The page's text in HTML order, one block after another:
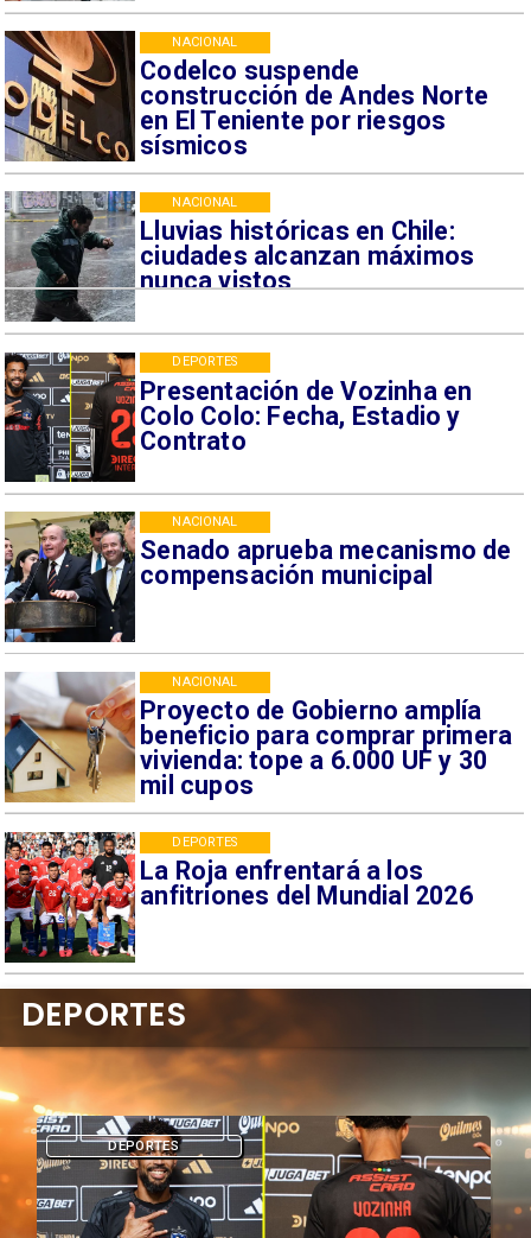
Codelco suspende
construcción de Andes Norte
en El Teniente por riesgos
sísmicos
NACIONAL
Lluvias históricas en Chile:
ciudades alcanzan máximos
nunca vistos
NACIONAL
Presentación de Vozinha en
Colo Colo: Fecha, Estadio y
Contrato
DEPORTES
Senado aprueba mecanismo de
compensación municipal
NACIONAL
Proyecto de Gobierno amplía
beneficio para comprar primera
vivienda: tope a 6.000 UF y 30
mil cupos
NACIONAL
La Roja enfrentará a los
anfitriones del Mundial 2026
DEPORTES
DEPORTES
DEPORTES